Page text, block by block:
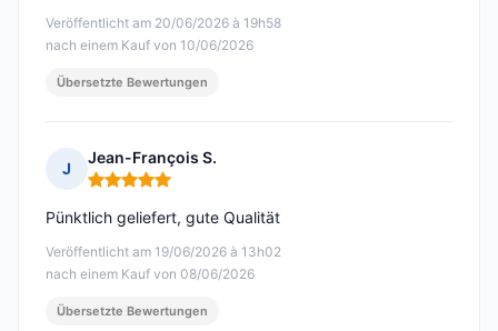
Veröffentlicht am 20/06/2026 à 19h58
nach einem Kauf von 10/06/2026
Übersetzte Bewertungen
J
Jean-François S.
Hinweis: 5 von 5
Veröffentlicht am 19/06/2026 à 13h02
nach einem Kauf von 08/06/2026
Pünktlich geliefert, gute Qualität
Übersetzte Bewertungen